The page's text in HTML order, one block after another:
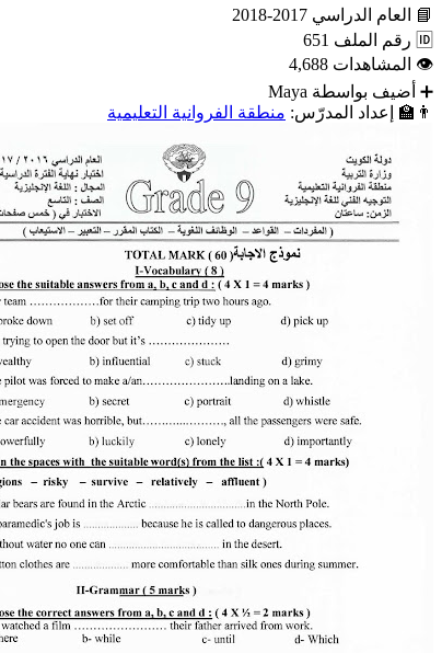
📘 العام الدراسي 2017-2018
🆔 رقم الملف 651
👁 المشاهدات 4,688
➕ أضيف بواسطة Maya
👨‍🏫
إعداد المدرّس: منطقة الفروانية التعليمية